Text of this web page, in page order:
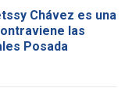
Chávez es una
las
Posada